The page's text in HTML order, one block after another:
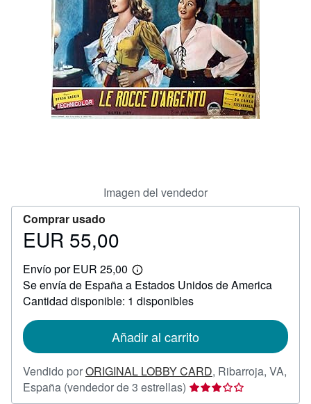
Arte y coleccionismo
Vendedores
Comenzar a vender
CERRAR
Imagen del vendedor
Comprar usado
Precio
55,00
EUR 55,00
Envío por EUR 25,00
Más
información
sobre
las
envío
Se envía de España a Estados Unidos de America
Cantidad disponible: 1 disponibles
Añadir al carrito
Vendido porORIGINAL LOBBY CARD, Ribarroja, VA,
España (vendedor de 3 estrellas) Calificación